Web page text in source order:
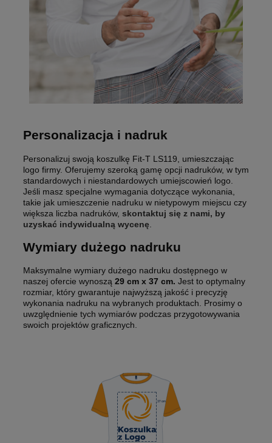
Personalizacja i nadruk
Personalizuj swoją koszulkę Fit-T LS119, umieszczając
logo firmy. Oferujemy szeroką gamę opcji nadruków, w tym
standardowych i niestandardowych umiejscowień logo.
Jeśli masz specjalne wymagania dotyczące wykonania,
takie jak umieszczenie nadruku w nietypowym miejscu czy
większa liczba nadruków, skontaktuj się z nami, by
uzyskać indywidualną wycenę
Wymiary dużego nadruku
Maksymalne wymiary dużego nadruku dostępnego w
naszej ofercie wynoszą 29 cm x 37 cm. Jest to optymalny
rozmiar, który gwarantuje najwyższą jakość i precyzję
wykonania nadruku na wybranych produktach. Prosimy o
uwzględnienie tych wymiarów podczas przygotowywania
swoich projektów graficznych.